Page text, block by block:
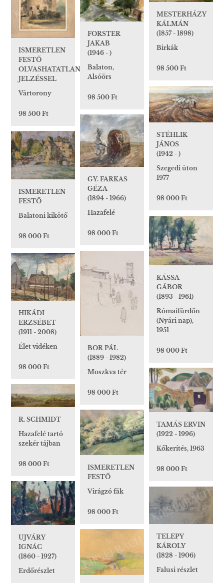
MESTERHÁZY
KÁLMÁN
(1857 - 1898)
Birkák
98 500 Ft
ISMERETLEN
FESTŐ
OLVASHATATLAN
JELZÉSSEL
Vártorony
98 500 Ft
FORSTER
JAKAB
(1946 - )
Balaton,
Alsóörs
98 500 Ft
STÉHLIK
JÁNOS
(1942 - )
Szegedi úton
1977
98 000 Ft
GY. FARKAS
GÉZA
(1894 - 1966)
Hazafelé
98 000 Ft
ISMERETLEN
FESTŐ
Balatoni kikötő
98 000 Ft
KÁSSA
GÁBOR
(1893 - 1961)
Rómaifürdőn
(Nyári nap),
1951
98 000 Ft
BOR PÁL
(1889 - 1982)
Moszkva tér
98 000 Ft
HIKÁDI
ERZSÉBET
(1911 - 2008)
Élet vidéken
98 000 Ft
TAMÁS ERVIN
(1922 - 1996)
Kőkerítés, 1963
98 000 Ft
R. SCHMIDT
Hazafelé tartó
szekér tájban
98 000 Ft
ISMERETLEN
FESTŐ
Virágzó fák
98 000 Ft
UJVÁRY
IGNÁC
(1860 - 1927)
Erdőrészlet
TELEPY
KÁROLY
(1828 - 1906)
Falusi részlet